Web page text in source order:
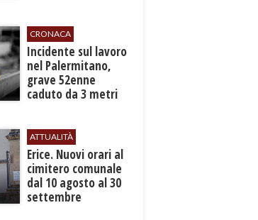
CRONACA
​Incidente sul lavoro
nel Palermitano,
grave 52enne
caduto da 3 metri
ATTUALITÀ
​Erice. Nuovi orari al
cimitero comunale
dal 10 agosto al 30
settembre